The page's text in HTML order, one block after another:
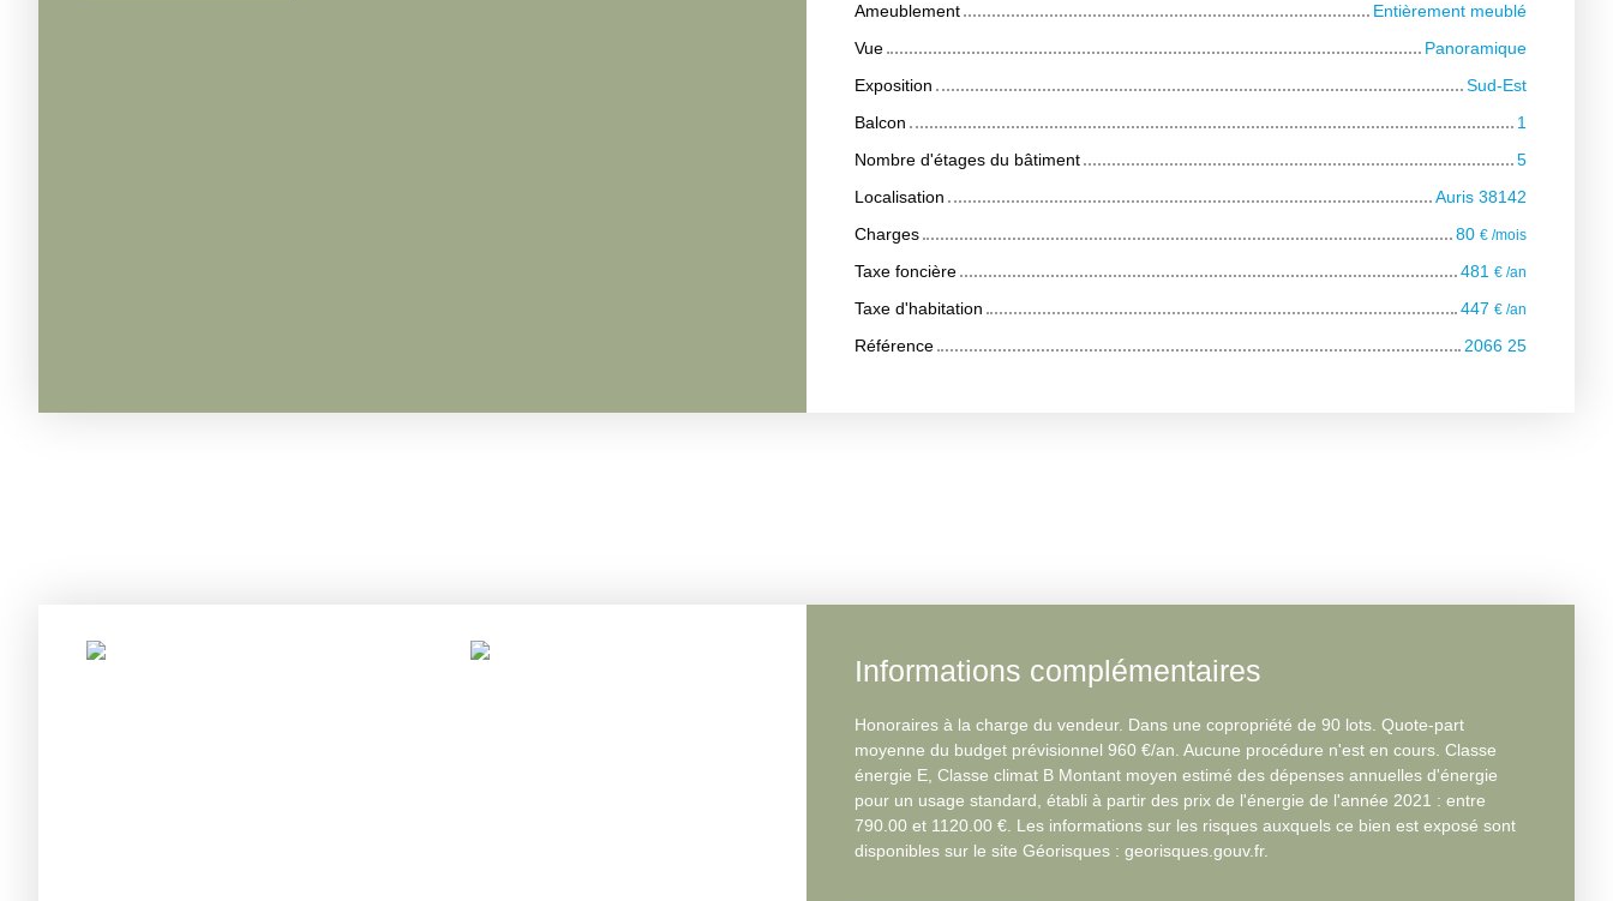
Ameublement
Entièrement meublé
Vue
Panoramique
Exposition
Sud-Est
Balcon
1
Nombre d'étages du bâtiment
5
Localisation
Auris 38142
Charges
80 € /mois
Taxe foncière 481 € /an
Taxe d'habitation 447 € /an
Référence 2066 25
Informations complémentaires
Honoraires à la charge du vendeur. Dans une copropriété de 90 lots. Quote-part
moyenne du budget prévisionnel 960 €/an. Aucune procédure n'est en cours. Classe
énergie E, Classe climat B Montant moyen estimé des dépenses annuelles d'énergie
pour un usage standard, établi à partir des prix de l'énergie de l'année 2021 : entre
790.00 et 1120.00 €. Les informations sur les risques auxquels ce bien est exposé sont
disponibles sur le site Géorisques : georisques.gouv.fr.